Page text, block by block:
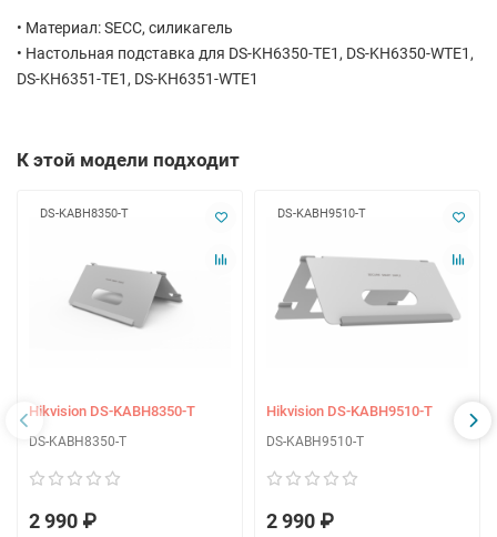
• Материал: SECC, силикагель
• Настольная подставка для DS-KH6350-TE1, DS-KH6350-WTE1,
DS-KH6351-TE1, DS-KH6351-WTE1
К этой модели подходит
DS-KABH8350-T
Hikvision DS-KABH8350-T
DS-KABH8350-T
2 990 ₽
DS-KABH9510-T
Hikvision DS-KABH9510-T
DS-KABH9510-T
2 990 ₽